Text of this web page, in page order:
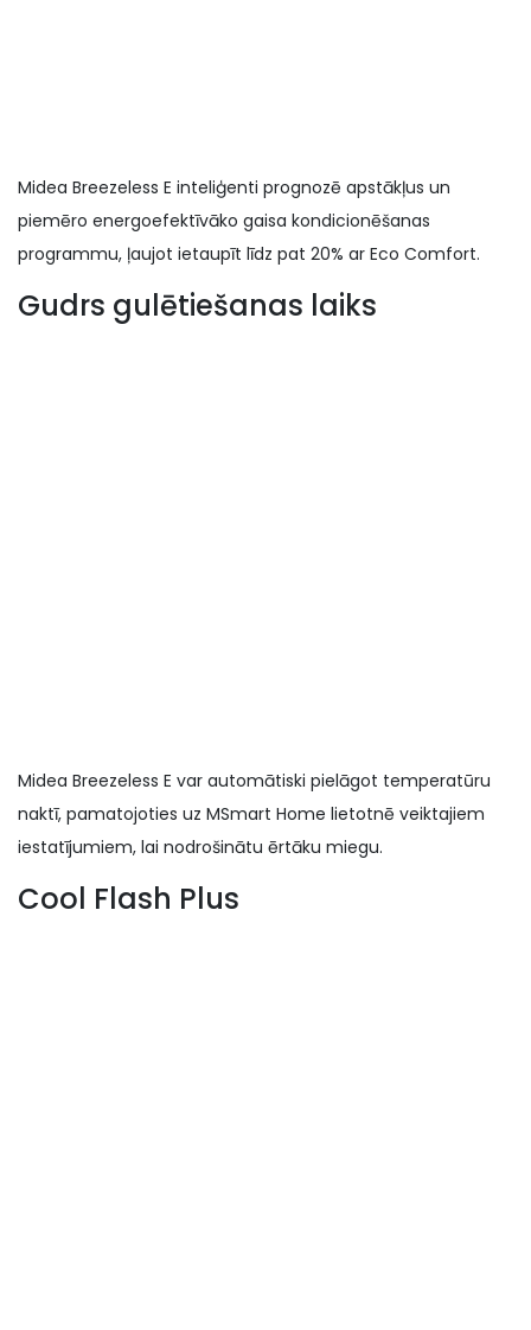
Midea Breezeless E inteliģenti prognozē apstākļus un
piemēro energoefektīvāko gaisa kondicionēšanas
programmu, ļaujot ietaupīt līdz pat 20% ar Eco Comfort.
Gudrs gulētiešanas laiks
Midea Breezeless E var automātiski pielāgot temperatūru
naktī, pamatojoties uz MSmart Home lietotnē veiktajiem
iestatījumiem, lai nodrošinātu ērtāku miegu.
Cool Flash Plus